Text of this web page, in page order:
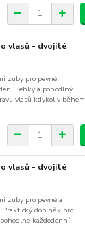
vlasů - dvojité
zuby pro pevné
Lehký a pohodlný
vlasů kdykoliv během
vlasů - dvojité
zuby pro pevné a
doplněk pro
každodenní